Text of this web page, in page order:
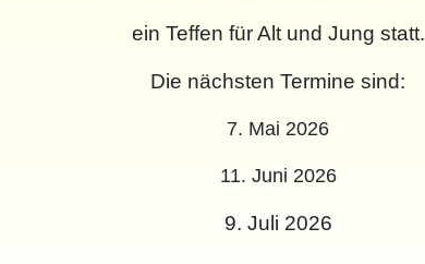
ein Teffen für Alt und Jung statt.
Die nächsten Termine sind:
7. Mai 2026
11. Juni 2026
9. Juli 2026